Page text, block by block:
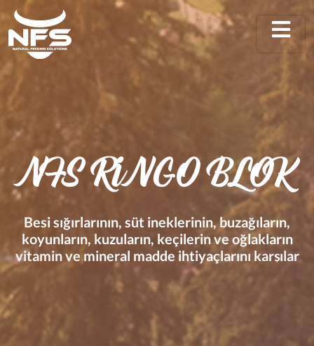
NFS RİNGO BLOK
Besi sığırlarının, süt ineklerinin, buzağıların,
koyunların, kuzuların, keçilerin ve oğlakların
vitamin ve mineral madde ihtiyaçlarını karşılar